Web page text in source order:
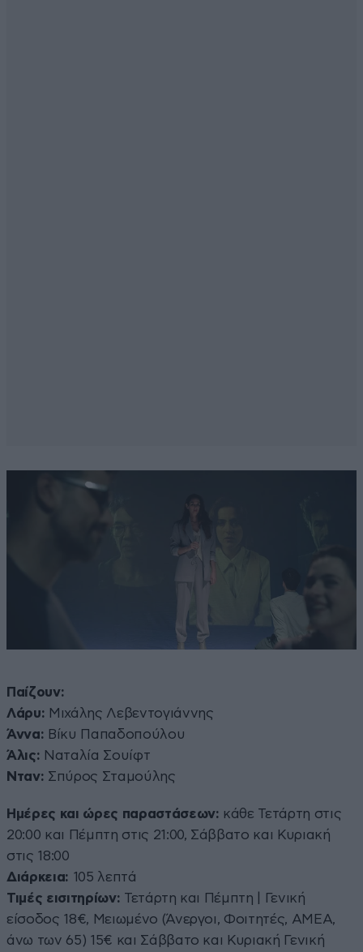
Παίζουν:
Λάρυ: Μιχάλης Λεβεντογιάννης
Άννα: Βίκυ Παπαδοπούλου
Άλις: Ναταλία Σουίφτ
Νταν: Σπύρος Σταμούλης
Ημέρες και ώρες παραστάσεων: κάθε Τετάρτη στις
20:00 και Πέμπτη στις 21:00, Σάββατο και Κυριακή
στις 18:00
Διάρκεια: 105 λεπτά
Τιμές εισιτηρίων: Τετάρτη και Πέμπτη | Γενική
είσοδος 18€, Μειωμένο (Άνεργοι, Φοιτητές, ΑΜΕΑ,
άνω των 65) 15€ και Σάββατο και Κυριακή Γενική